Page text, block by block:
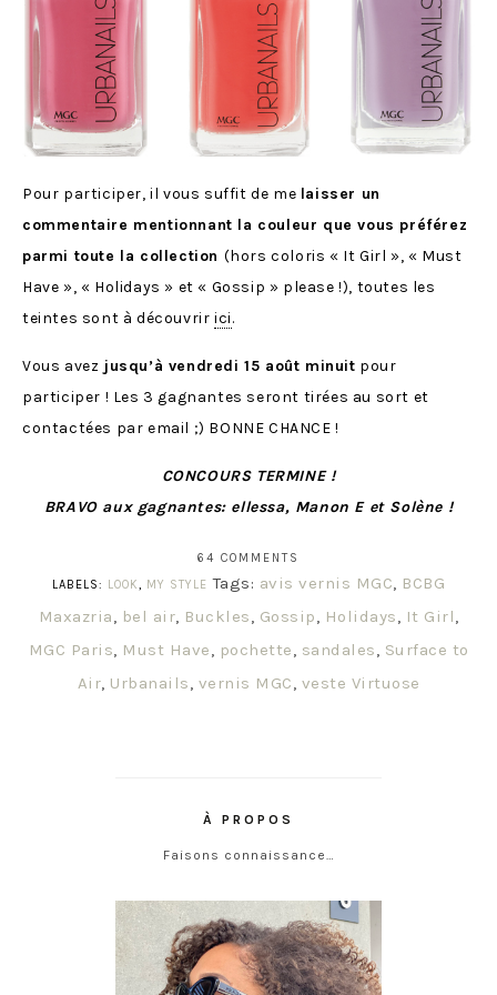
Pour participer, il vous suffit de me laisser un
commentaire mentionnant la couleur que vous préférez
parmi toute la collection (hors coloris « It Girl », « Must
Have », « Holidays » et « Gossip » please !), toutes les
teintes sont à découvririci.
Vous avez jusqu’à vendredi 15 août minuit pour
participer ! Les 3 gagnantes seront tirées au sort et
contactées par email ;) BONNE CHANCE !
CONCOURS TERMINE !
BRAVO aux gagnantes: ellessa, Manon E et Solène !
64 COMMENTS
LABELS:
LOOK, MY STYLE Tags: avis vernis MGC, BCBG
Maxazria, bel air, Buckles, Gossip, Holidays, It Girl,
MGC Paris, Must Have, pochette, sandales, Surface to
Air, Urbanails, vernis MGC, veste Virtuose
À PROPOS
Faisons connaissance…